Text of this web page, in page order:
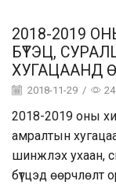
2018-2019
БҮТЭЦ,
ХУГАЦААНД
2018-11-29 /
2018-2019 оны
амралтын
шинжлэх ухаан,
бүтцэд өөрчлөлт